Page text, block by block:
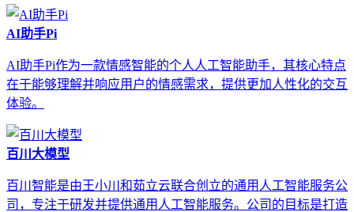
AI助手Pi
AI助手Pi作为一款情感智能的个人人工智能助手，其核心特点
在于能够理解并响应用户的情感需求，提供更加人性化的交互
体验。
百川大模型
百川智能是由王小川和茹立云联合创立的通用人工智能服务公
司，专注于研发并提供通用人工智能服务。公司的目标是打造